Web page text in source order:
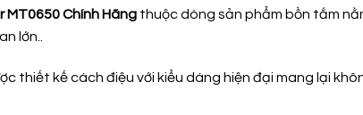
MT0650 Chính Hãng thuộc dòng sản phẩm bồn tắm
lớn..
thiết kế cách điệu với kiểu dáng hiện đại mang lại